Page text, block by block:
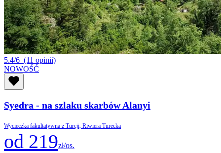
5.4/6 (11 opinii)
NOWOŚĆ
Syedra - na szlaku skarbów Alanyi
Wycieczka fakultatywna z Turcji, Riwiera Turecka
od 219zł/os.